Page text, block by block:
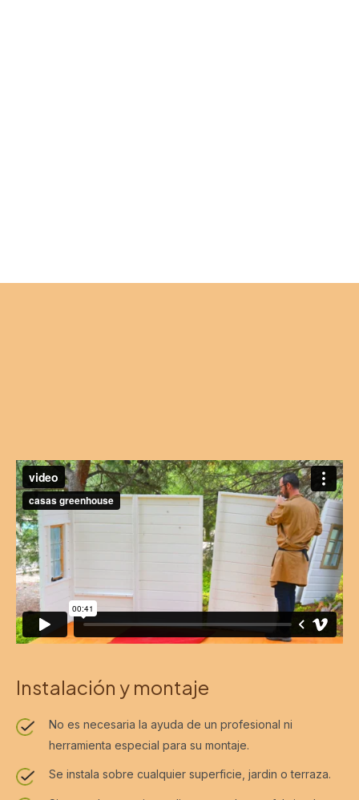
Instalación y montaje
No es necesaria la ayuda de un profesional ni
herramienta especial para su montaje.
Se instala sobre cualquier superficie, jardin o terraza.